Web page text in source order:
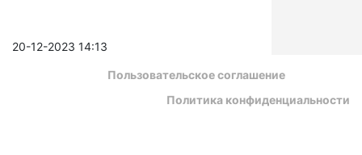
20-12-2023 14:13
Пользовательское соглашение
Политика конфиденциальности